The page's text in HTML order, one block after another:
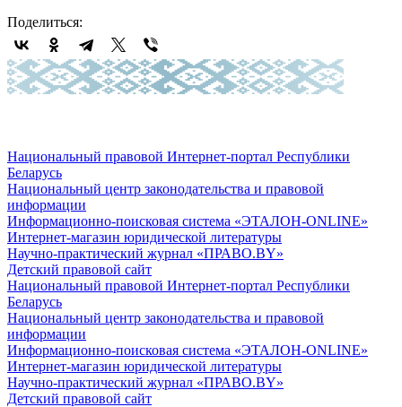
Поделиться:
Национальный правовой Интернет-портал Республики
Беларусь
Национальный центр законодательства и правовой
информации
Информационно-поисковая система «ЭТАЛОН-ONLINE»
Интернет-магазин юридической литературы
Научно-практический журнал «ПРАВО.BY»
Детский правовой сайт
Национальный правовой Интернет-портал Республики
Беларусь
Национальный центр законодательства и правовой
информации
Информационно-поисковая система «ЭТАЛОН-ONLINE»
Интернет-магазин юридической литературы
Научно-практический журнал «ПРАВО.BY»
Детский правовой сайт